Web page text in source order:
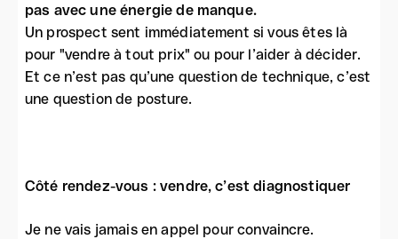
pas avec une énergie de manque.
Un prospect sent immédiatement si vous êtes là
pour "vendre à tout prix" ou pour l’aider à décider.
Et ce n’est pas qu’une question de technique, c’est
une question de posture.
Côté rendez-vous : vendre, c’est diagnostiquer
Je ne vais jamais en appel pour convaincre.